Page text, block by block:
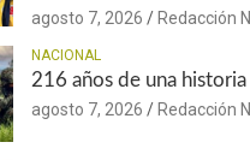
agosto 7, 2026 Redacción
NACIONAL
216 años de una
agosto 7, 2026 Redacción